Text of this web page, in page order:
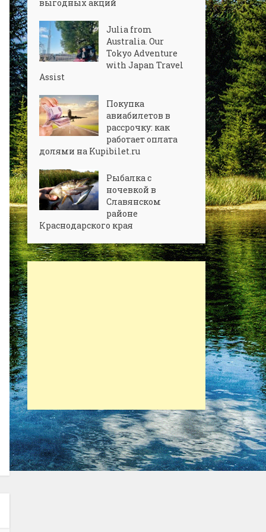
выгодных акций
Julia from
Australia. Our
Tokyo Adventure
with Japan Travel
Assist
Покупка
авиабилетов в
рассрочку: как
работает оплата
долями на Kupibilet.ru
Рыбалка с
ночевкой в
Славянском
районе
Краснодарского края